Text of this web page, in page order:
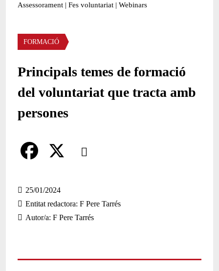
Assessorament | Fes voluntariat | Webinars
Àmbit
FORMACIÓ
Principals temes de formació
del voluntariat que tracta amb
persones
Comparteix
a
c
o
25/01/2024
Entitat redactora F Pere Tarrés
Autor/a F Pere Tarrés